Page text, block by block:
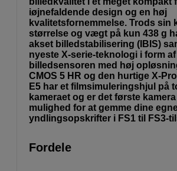
iøjnefaldende design og en høj
kvalitetsfornemmelse. Trods sin
størrelse og vægt på kun 438 g
akset billedstabilisering (IBIS)
nyeste X-serie-teknologi i form af
billedsensoren med høj
CMOS 5 HR og den hurtige X-
E5 har et filmsimuleringshjul på
kameraet og er det første
mulighed for at gemme dine
yndlingsopskrifter i FS1 til FS3-
Fordele